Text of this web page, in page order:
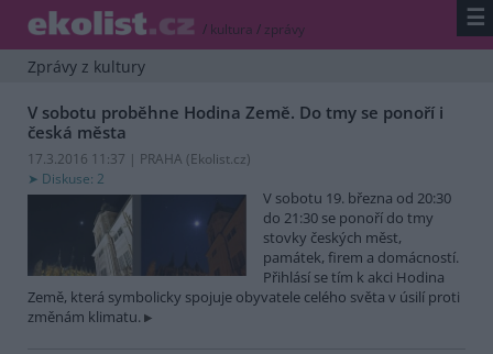
/ kultura / zprávy ☰
Zprávy z kultury
V sobotu proběhne Hodina Země. Do tmy se ponoří i
česká města
17.3.2016 11:37 | PRAHA (Ekolist.cz)
Diskuse: 2
V sobotu 19. března od 20:30
do 21:30 se ponoří do tmy
stovky českých měst,
památek, firem a domácností.
Přihlásí se tím k akci Hodina
Země, která symbolicky spojuje obyvatele celého světa v úsilí proti
změnám klimatu.